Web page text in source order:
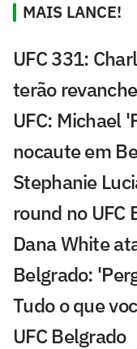
MAIS LANCE!
UFC 331:
terão
UFC: Michael
nocaute em
Stephanie
round no UFC
Dana White
Belgrado:
Tudo o que
UFC Belgrado